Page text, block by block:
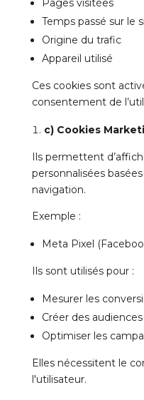
Pages visitées
Temps passé sur le
Origine du trafic
Appareil utilisé
Ces cookies sont
consentement de
c) Cookies
Ils permettent
personnalisées
navigation.
Exemple :
Meta Pixel
Ils sont utilisés pour :
Mesurer les
Créer des
Optimiser les
Elles nécessitent le
l'utilisateur.